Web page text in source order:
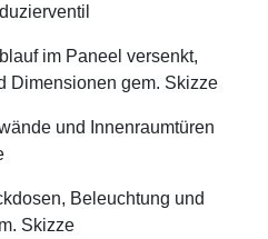
im Paneel versenkt,
Dimensionen gem. Skizze
und Innenraumtüren
Beleuchtung und
Skizze